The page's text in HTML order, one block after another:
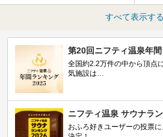
すべて表示する
第20回ニフティ温泉年
全国約2.2万件の中から頂点
気施設は…
ニフティ温泉 サウナラ
おふろ好きユーザーの投票